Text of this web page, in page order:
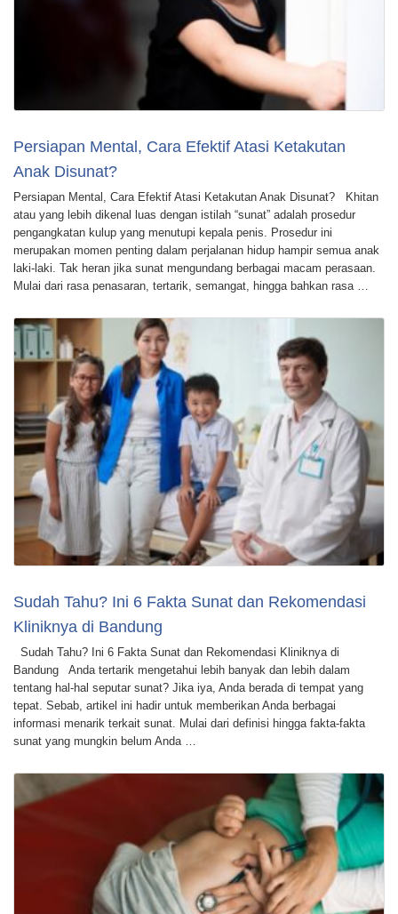
Persiapan Mental, Cara Efektif Atasi Ketakutan
Anak Disunat?
Persiapan Mental, Cara Efektif Atasi Ketakutan Anak Disunat? Khitan
atau yang lebih dikenal luas dengan istilah “sunat” adalah prosedur
pengangkatan kulup yang menutupi kepala penis. Prosedur ini
merupakan momen penting dalam perjalanan hidup hampir semua anak
laki-laki. Tak heran jika sunat mengundang berbagai macam perasaan.
Mulai dari rasa penasaran, tertarik, semangat, hingga bahkan rasa …
Sudah Tahu? Ini 6 Fakta Sunat dan Rekomendasi
Kliniknya di Bandung
Sudah Tahu? Ini 6 Fakta Sunat dan Rekomendasi Kliniknya di
Bandung Anda tertarik mengetahui lebih banyak dan lebih dalam
tentang hal-hal seputar sunat? Jika iya, Anda berada di tempat yang
tepat. Sebab, artikel ini hadir untuk memberikan Anda berbagai
informasi menarik terkait sunat. Mulai dari definisi hingga fakta-fakta
sunat yang mungkin belum Anda …